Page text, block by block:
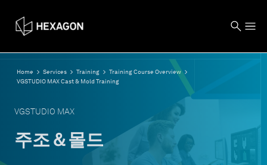
Home Services Training
Training Course Overview
VGSTUDIO MAX Cast & Mold Training
VGSTUDIO MAX
주조＆몰드